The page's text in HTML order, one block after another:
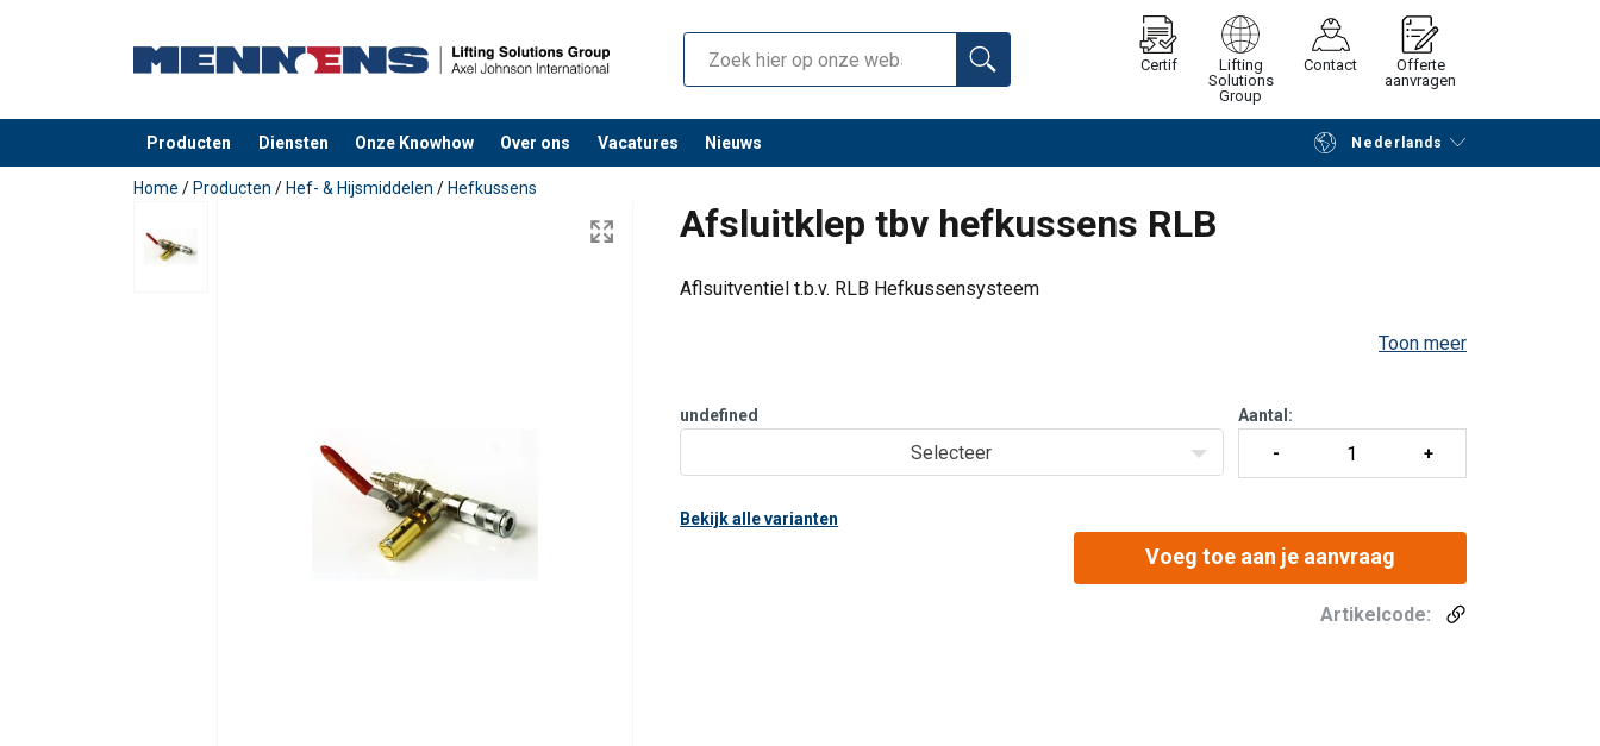
Certif
Lifting
Solutions
Group
Contact
Offerte
aanvragen
Producten Diensten Onze Knowhow Over ons Vacatures Nieuws Nederlands
toegevoegd aan uw offerte Verder winkelen Vraag offerte aan
Home / Producten / Hef- & Hijsmiddelen / Hefkussens
Afsluitklep tbv hefkussens RLB
Aflsuitventiel t.b.v. RLB Hefkussensysteem
Toon meer
undefined
Selecteer
Aantal:
Bekijk alle varianten
Voeg toe aan je aanvraag
Artikelcode: